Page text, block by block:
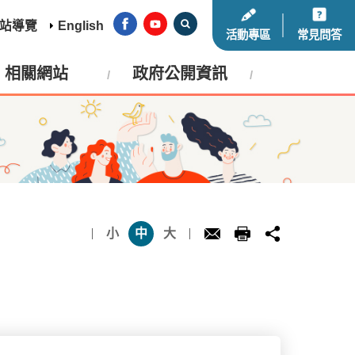
導覽 English
活動專區 常見問答
相關網站 政府公開資訊
小 中 大